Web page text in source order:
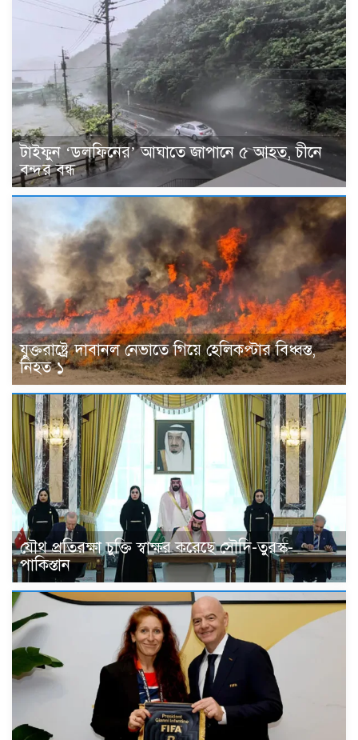
টাইফুন ‘ডলফিনের’ আঘাতে জাপানে ৫ আহত, চীনে
বন্দর বন্ধ
যুক্তরাষ্ট্রে দাবানল নেভাতে গিয়ে হেলিকপ্টার বিধ্বস্ত,
নিহত ১
যৌথ প্রতিরক্ষা চুক্তি স্বাক্ষর করেছে সৌদি-তুরস্ক-
পাকিস্তান